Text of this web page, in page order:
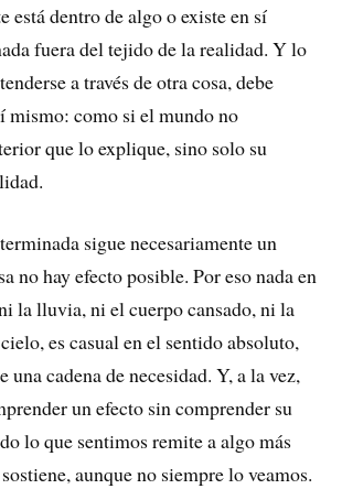
está dentro de algo o existe en sí
fuera del tejido de la realidad. Y lo
a través de otra cosa, debe
mismo: como si el mundo no
que lo explique, sino solo su
sigue necesariamente un
no hay efecto posible. Por eso nada en
la lluvia, ni el cuerpo cansado, ni la
es casual en el sentido absoluto,
una cadena de necesidad. Y, a la vez,
un efecto sin comprender su
lo que sentimos remite a algo más
aunque no siempre lo veamos.